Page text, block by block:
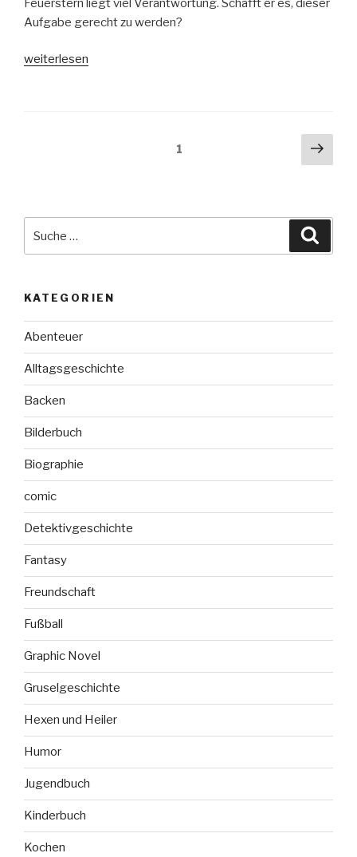
Feuerstern liegt viel Verantwortung. Schafft er es, dieser
Aufgabe gerecht zu werden?
„Feuersterns
weiterlesen
Seitennummerierung1
nach:
KATEGORIEN
Abenteuer
Alltagsgeschichte
Backen
Bilderbuch
Biographie
comic
Detektivgeschichte
Fantasy
Freundschaft
Fußball
Graphic Novel
Gruselgeschichte
Hexen und Heiler
Humor
Jugendbuch
Kinderbuch
Kochen